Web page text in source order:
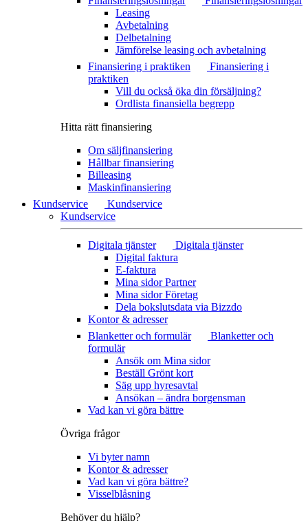
Leasing
Avbetalning
Delbetalning
Jämförelse leasing och avbetalning
Finansiering i praktiken
Finansiering i
praktiken
Vill du också öka din försäljning?
Ordlista finansiella begrepp
Hitta rätt finansiering
Om säljfinansiering
Hållbar finansiering
Billeasing
Maskinfinansiering
Kundservice
Kundservice
Kundservice
Digitala tjänster
Digitala tjänster
Digital faktura
E-faktura
Mina sidor Partner
Mina sidor Företag
Dela bokslutsdata via Bizzdo
Kontor & adresser
Blanketter och formulär
Blanketter och
formulär
Ansök om Mina sidor
Beställ Grönt kort
Säg upp hyresavtal
Ansökan – ändra borgensman
Vad kan vi göra bättre
Övriga frågor
Vi byter namn
Kontor & adresser
Vad kan vi göra bättre?
Visselblåsning
Behöver du hjälp?